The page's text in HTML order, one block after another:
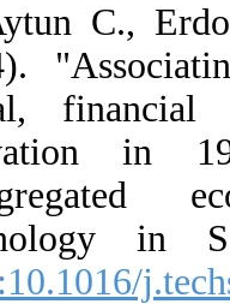
C.,
financial
in
in